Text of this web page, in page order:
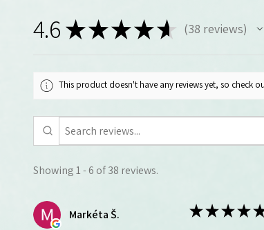
4.6 ★★★★★ 38 reviews
38
This product doesn't have any reviews yet, so check
Showing 1 - 6 of 38 reviews.
Markéta Š. ★★★★